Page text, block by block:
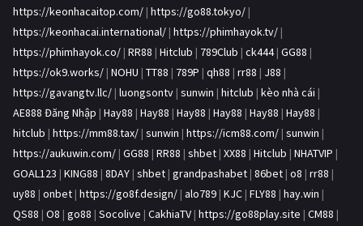
https://keonhacaitop.com/ | https://go88.tokyo/ |
https://keonhacai.international/ | https://phimhayok.tv/ |
https://phimhayok.co/ | RR88 | Hitclub | 789Club | ck444| GG88 |
https://ok9.works/ | NOHU | TT88 | 789P | qh88 | rr88 | J88 |
https://gavangtv.llc/ | luongsontv | sunwin | hitclub | kèo nhà cái |
AE888 Đăng Nhập | Hay88 | Hay88 | Hay88 | Hay88 | Hay88 | Hay88 |
hitclub | https://mm88.tax/ | sunwin | https://icm88.com/ | sunwin |
https://aukuwin.com/ | GG88 | RR88 | shbet | XX88 | Hitclub | NHATVIP |
GOAL123 | KING88 | 8DAY | shbet | grandpashabet | 86bet | o8 | rr88 |
uy88 | onbet | https://go8f.design/ | alo789 | KJC | FLY88 | hay.win |
QS88 | O8 | go88 | Socolive | CakhiaTV | https://go88play.site | CM88 |